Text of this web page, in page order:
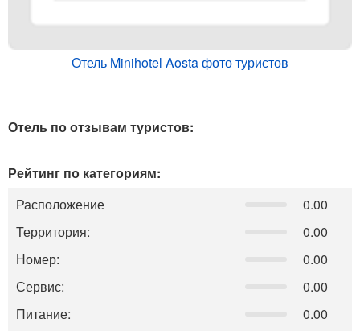
Отель Minihotel Aosta фото туристов
Отель по отзывам туристов:
Рейтинг по категориям:
Расположение
0.00
Территория:
0.00
Номер:
0.00
Сервис:
0.00
Питание:
0.00